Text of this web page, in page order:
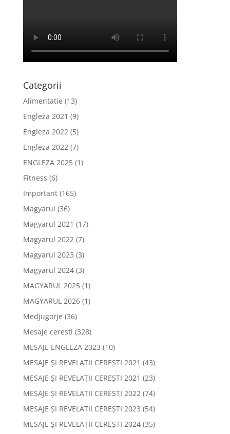
Categorii
Alimentatie (13)
Engleza 2021 (9)
Engleza 2022(5)
Engleza 2022(7)
ENGLEZA 2025(1)
Fitness (6)
Important(165)
Magyarul (36)
Magyarul 2021 (17)
Magyarul 2022(7)
Magyarul 2023 (3)
Magyarul 2024(3)
MAGYARUL 2025(1)
MAGYARUL 2026(1)
Medjugorje (36)
Mesaje ceresti (328)
MESAJE ENGLEZA 2023 (10)
MESAJE ȘI REVELAȚII CEREȘTI 2021 (43)
MESAJE ȘI REVELAȚII CEREȘTI 2021 (23)
MESAJE ȘI REVELAȚII CERESTI 2022(74)
MESAJE ȘI REVELAȚII CEREȘTI 2023 (54)
MESAJE ȘI REVELAȚII CEREȘTI 2024(35)